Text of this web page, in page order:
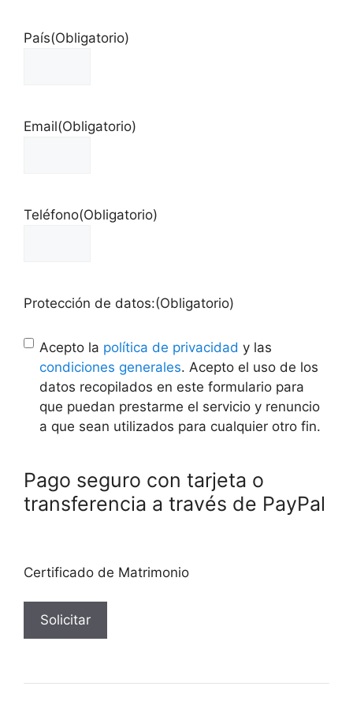
País(Obligatorio)
Email(Obligatorio)
Teléfono(Obligatorio)
Protección de datos:(Obligatorio)
Acepto la política de privacidad y las
condiciones generales. Acepto el uso de los
datos recopilados en este formulario para
que puedan prestarme el servicio y renuncio
a que sean utilizados para cualquier otro fin.
Pago seguro con tarjeta o
transferencia a través de PayPal
Certificado de Matrimonio